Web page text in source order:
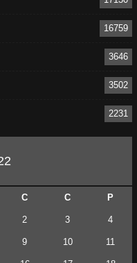
16759
3646
3502
2231
C C P
2 3 4
9 10 11